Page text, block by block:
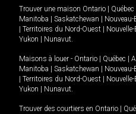
Trouver une maison Ontario Québec
Manitoba
Saskatchewan
Territoires du Nord-Ouest
Yukon
Nunavut.
Maisons à louer - Ontario Québec
Manitoba
Saskatchewan
Territoires du Nord-Ouest
Yukon
Nunavut.
Trouver des courtiers en Ontario